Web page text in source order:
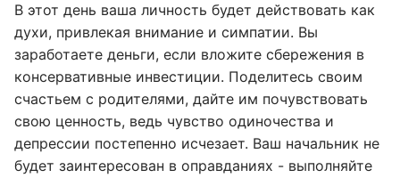
В этот день ваша личность будет действовать как
духи, привлекая внимание и симпатии. Вы
заработаете деньги, если вложите сбережения в
консервативные инвестиции. Поделитесь своим
счастьем с родителями, дайте им почувствовать
свою ценность, ведь чувство одиночества и
депрессии постепенно исчезает. Ваш начальник не
будет заинтересован в оправданиях - выполняйте